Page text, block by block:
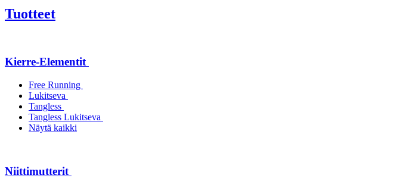
Tuotteet
Kierre-Elementit
Free Running
Lukitseva
Tangless
Tangless Lukitseva
Näytä kaikki
Niittimutterit